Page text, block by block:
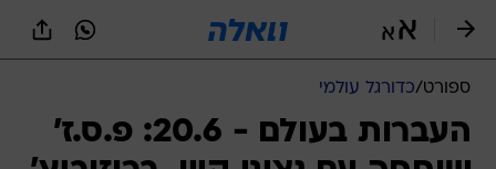
ספורט/כדורגל עולמי
העברות בעולם - 20.6: פ.ס.ז'